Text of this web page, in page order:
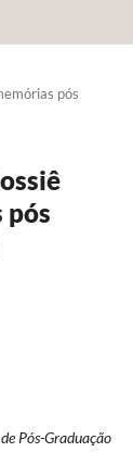
pós
pós
Pós-Graduação